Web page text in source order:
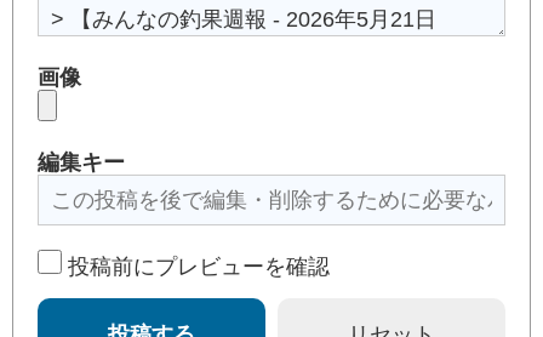
画像
編集キー
投稿前にプレビューを確認